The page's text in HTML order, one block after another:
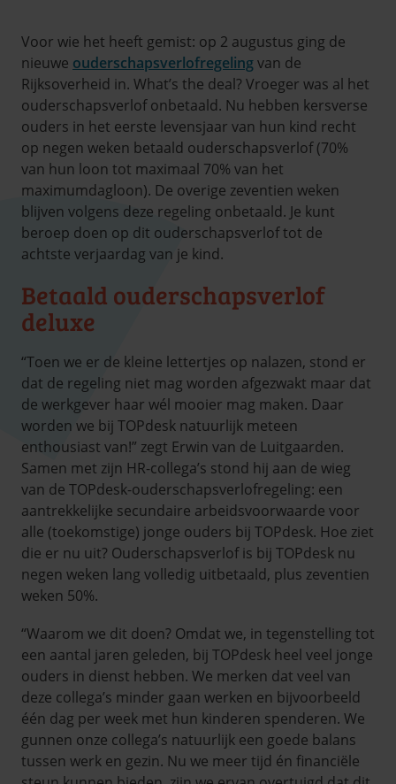
Voor wie het heeft gemist: op 2 augustus ging de
nieuwe ouderschapsverlofregelingvan de
Rijksoverheid in. What’s the deal? Vroeger was al het
ouderschapsverlof onbetaald. Nu hebben kersverse
ouders in het eerste levensjaar van hun kind recht
op negen weken betaald ouderschapsverlof (70%
van hun loon tot maximaal 70% van het
maximumdagloon). De overige zeventien weken
blijven volgens deze regeling onbetaald. Je kunt
beroep doen op dit ouderschapsverlof tot de
achtste verjaardag van je kind.
Betaald ouderschapsverlof
deluxe
“Toen we er de kleine lettertjes op nalazen, stond er
dat de regeling niet mag worden afgezwakt maar dat
de werkgever haar wél mooier mag maken. Daar
worden we bij TOPdesk natuurlijk meteen
enthousiast van!” zegt Erwin van de Luitgaarden.
Samen met zijn HR-collega’s stond hij aan de wieg
van de TOPdesk-ouderschapsverlofregeling: een
aantrekkelijke secundaire arbeidsvoorwaarde voor
alle (toekomstige) jonge ouders bij TOPdesk. Hoe ziet
die er nu uit? Ouderschapsverlof is bij TOPdesk nu
negen weken lang volledig uitbetaald, plus zeventien
weken 50%.
“Waarom we dit doen? Omdat we, in tegenstelling tot
een aantal jaren geleden, bij TOPdesk heel veel jonge
ouders in dienst hebben. We merken dat veel van
deze collega’s minder gaan werken en bijvoorbeeld
één dag per week met hun kinderen spenderen. We
gunnen onze collega’s natuurlijk een goede balans
tussen werk en gezin. Nu we meer tijd én financiële